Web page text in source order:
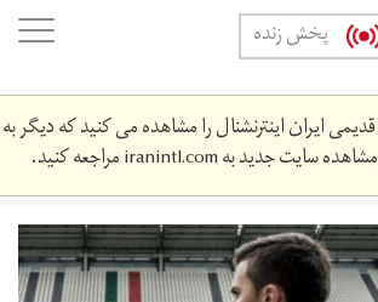
پخش زنده
ایران اینترنشنال را مشاهده می کنید که دیگر به
سایت جدید بهiranintl.comمراجعه کنید.